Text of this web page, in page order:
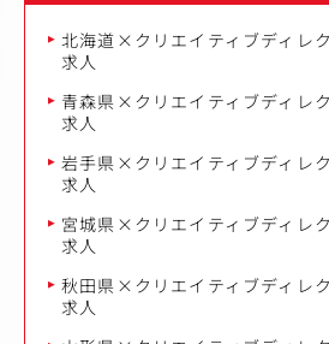
北海道×クリエイティブディレ
求人
青森県×クリエイティブディレ
求人
岩手県×クリエイティブディレ
求人
宮城県×クリエイティブディレ
求人
秋田県×クリエイティブディレ
求人